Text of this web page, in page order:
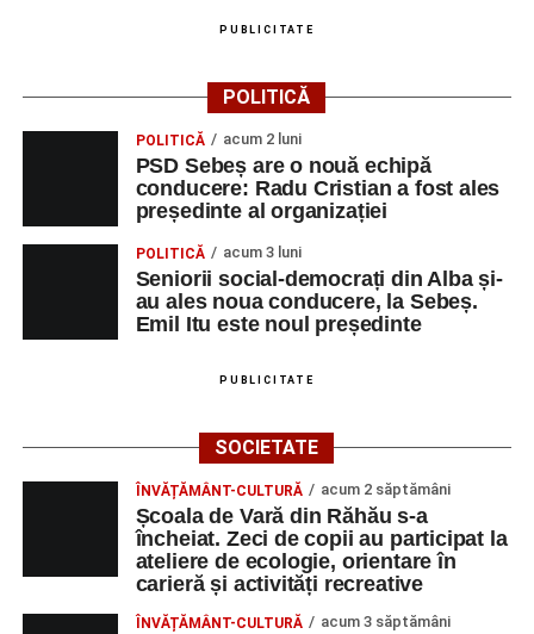
PUBLICITATE
POLITICĂ
POLITICĂ acum 2 luni
PSD Sebeș are o nouă echipă
conducere: Radu Cristian a fost ales
președinte al organizației
POLITICĂ acum 3 luni
Seniorii social-democrați din Alba și-
au ales noua conducere, la Sebeș.
Emil Itu este noul președinte
PUBLICITATE
SOCIETATE
ÎNVĂȚĂMÂNT-CULTURĂ acum 2 săptămâni
Școala de Vară din Răhău s-a
încheiat. Zeci de copii au participat la
ateliere de ecologie, orientare în
carieră și activități recreative
ÎNVĂȚĂMÂNT-CULTURĂ acum 3 săptămâni